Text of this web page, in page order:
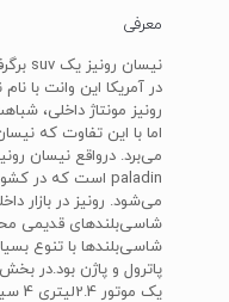
معرفی
می‌برد. درواقع نیسان
می‌شود. رونیز در بازار
شاسی‌بلندهای قدیمی
شاسی‌بلندها با تنوع
پاترول و پاژن بود.در
یک